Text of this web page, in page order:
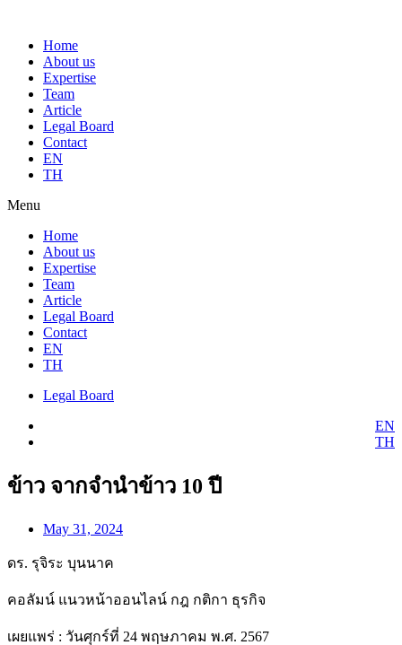
Home
About us
Expertise
Team
Article
Legal Board
Contact
EN
TH
Menu
Home
About us
Expertise
Team
Article
Legal Board
Contact
EN
TH
Legal Board
EN
TH
ข้าว จากจำนำข้าว 10 ปี
May 31, 2024
ดร. รุจิระ บุนนาค
คอลัมน์ แนวหน้าออนไลน์ กฎ กติกา ธุรกิจ
เผยแพร่ : วันศุกร์ที่ 24 พฤษภาคม พ.ศ. 2567